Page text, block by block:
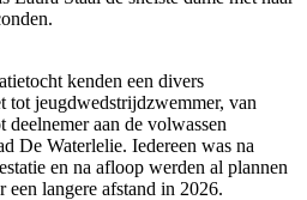
kenden een divers
tot jeugdwedstrijdzwemmer, van
deelnemer aan de volwassen
De Waterlelie. Iedereen was na
en na afloop werden al plannen
een langere afstand in 2026.